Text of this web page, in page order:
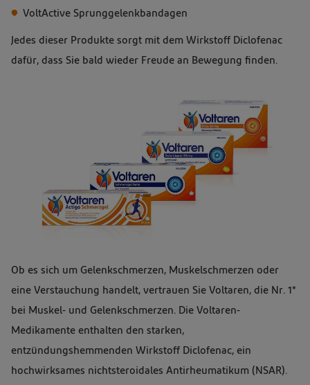
VoltActive Sprunggelenkbandagen
Jedes dieser Produkte sorgt mit dem Wirkstoff Diclofenac
dafür, dass Sie bald wieder Freude an Bewegung finden.
Ob es sich um Gelenkschmerzen, Muskelschmerzen oder
eine Verstauchung handelt, vertrauen Sie Voltaren, die Nr. 1*
bei Muskel- und Gelenkschmerzen. Die Voltaren-
Medikamente enthalten den starken,
entzündungshemmenden Wirkstoff Diclofenac, ein
hochwirksames nichtsteroidales Antirheumatikum (NSAR).